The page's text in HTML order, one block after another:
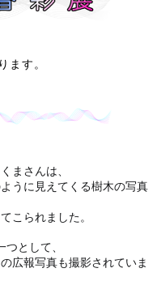
ます。
まさんは、
うに見えてくる樹木の写真
こられました。
として、
広報写真も撮影されていま